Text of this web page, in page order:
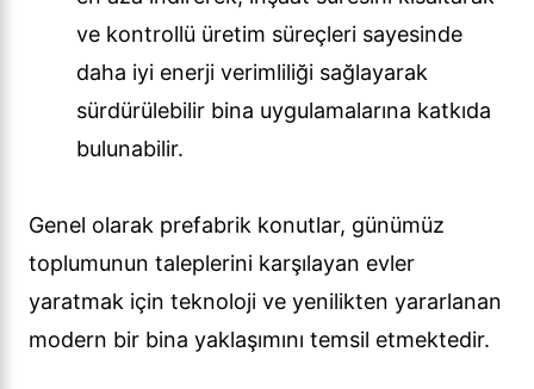
ve kontrollü üretim süreçleri sayesinde
daha iyi enerji verimliliği sağlayarak
sürdürülebilir bina uygulamalarına katkıda
bulunabilir.
Genel olarak prefabrik konutlar, günümüz
toplumunun taleplerini karşılayan evler
yaratmak için teknoloji ve yenilikten yararlanan
modern bir bina yaklaşımını temsil etmektedir.